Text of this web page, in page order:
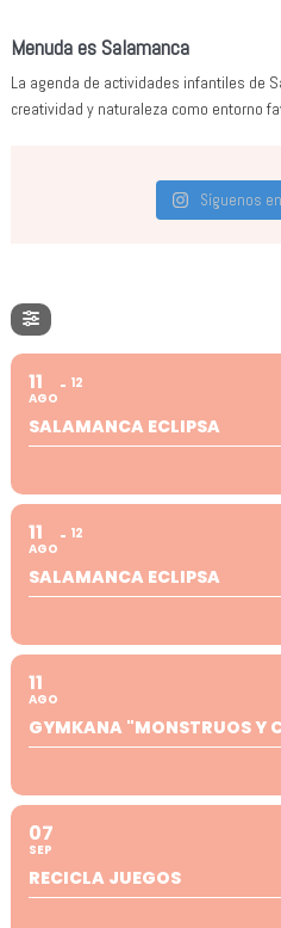
Menuda es Salamanca
La agenda de actividades infantiles de
creatividad y naturaleza como entorno
Síguenos
11
AGO
12
SALAMANCA ECLIPSA
11
AGO
12
SALAMANCA ECLIPSA
11
AGO
GYMKANA "MONSTRUOS Y
07
SEP
RECICLA JUEGOS